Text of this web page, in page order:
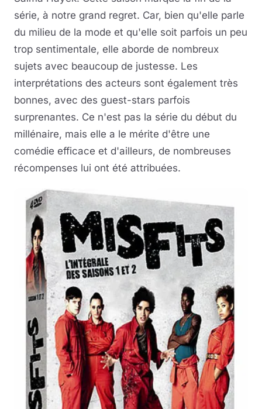
série, à notre grand regret. Car, bien qu'elle parle
du milieu de la mode et qu'elle soit parfois un peu
trop sentimentale, elle aborde de nombreux
sujets avec beaucoup de justesse. Les
interprétations des acteurs sont également très
bonnes, avec des guest-stars parfois
surprenantes. Ce n'est pas la série du début du
millénaire, mais elle a le mérite d'être une
comédie efficace et d'ailleurs, de nombreuses
récompenses lui ont été attribuées.